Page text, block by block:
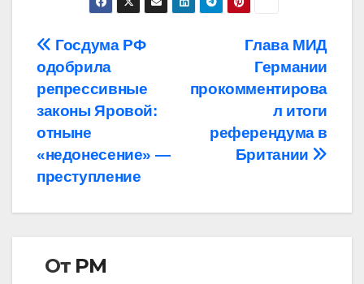
Навигация
по
записям
Глава МИД
Германии
прокомментирова
л итоги
референдума в
Британии
Госдума РФ
одобрила
репрессивные
законы Яровой:
отныне
«недонесение» —
преступление
От РМ